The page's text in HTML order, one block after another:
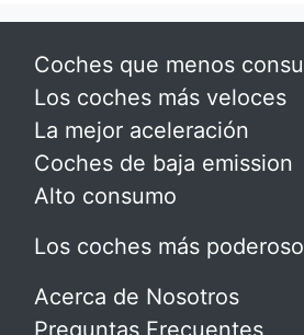
Coches que menos
Los coches más veloces
La mejor aceleración
Coches de baja emission
Alto consumo
Los coches más
Acerca de Nosotros
Preguntas Frecuentes